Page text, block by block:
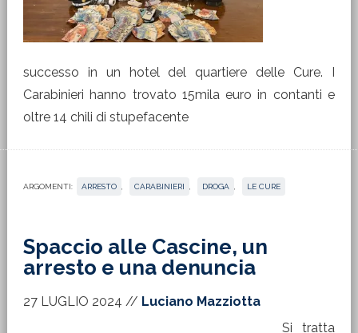
successo in un hotel del quartiere delle Cure. I
Carabinieri hanno trovato 15mila euro in contanti e
oltre 14 chili di stupefacente
ARGOMENTI: ARRESTO CARABINIERI DROGA LE CURE
Spaccio alle Cascine, un
arresto e una denuncia
27 LUGLIO 2024 // Luciano Mazziotta
Si tratta